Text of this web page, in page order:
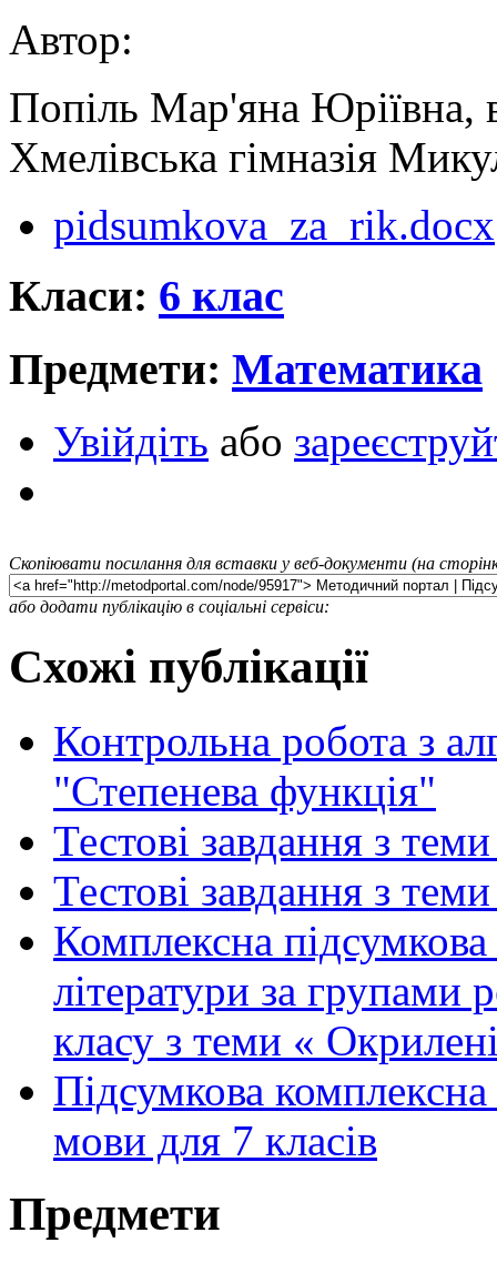
Автор:
Попіль Мар'яна Юріївна,
Хмелівська гімназія
pidsumkova_za_rik.docx
Класи: 6 клас
Предмети: Математика
Увійдіть або
Скопіювати посилання для вставки у веб-документи (на
або додати публікацію в соціальні сервіси:
Схожі публікації
Контрольна робота з
"Степенева функція"
Тестові завдання з
Тестові завдання з
Комплексна підсумкова
літератури за групами
класу з теми «
Підсумкова комплексна
мови для 7 класів
Предмети